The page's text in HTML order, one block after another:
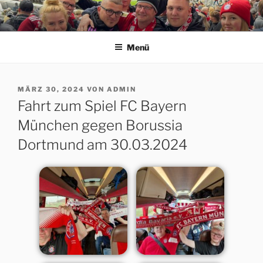
Zum
Inhalt
springenERFORDIA BAVARIA E.V.
Herzlich Willkommen auf der Homepage des Erfurter FC Bayern
Menü
VERÖFFENTLICHT
AM
MÄRZ 30, 2024 VON ADMIN
Fahrt zum Spiel FC Bayern
München gegen Borussia
Dortmund am 30.03.2024